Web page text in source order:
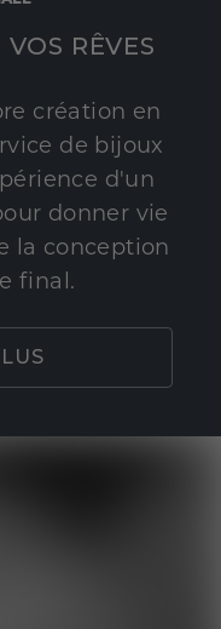
RÊVES
création en
de bijoux
d'un
donner vie
la conception
final.